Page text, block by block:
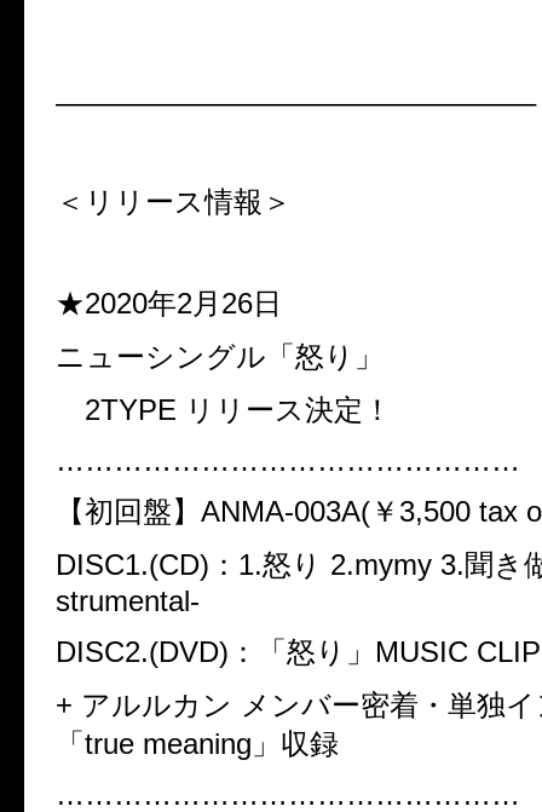
————————————————–
＜リリース情報＞
★2020年2月26日
ニューシングル「 怒り」
2TYPE リリース決定！
…………………………………………
【初回盤】ANMA-003A(￥3,500 tax
DISC1.(CD)：1.怒り 2.mymy 3.聞き
strumental-
DISC2.(DVD)：「怒り」MUSIC CLIP
+ アルルカン メンバー密着・単独
「true meaning」収録
…………………………………………